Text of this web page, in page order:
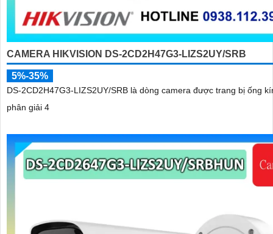
CAMERA HIKVISION DS-2CD2H47G3-LIZS2UY/SRB
5%-35%
DS-2CD2H47G3-LIZS2UY/SRB là dòng camera được trang bị ống
phân giải 4